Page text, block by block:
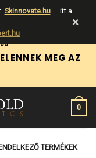
MEG AZ
0
TERMÉKEK
Skinnovate.hu— itt a
×